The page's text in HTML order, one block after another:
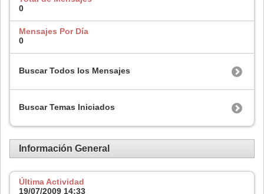
0
Mensajes Por Día
0
Buscar Todos los Mensajes
Buscar Temas Iniciados
Información General
Última Actividad
19/07/2009 14:33